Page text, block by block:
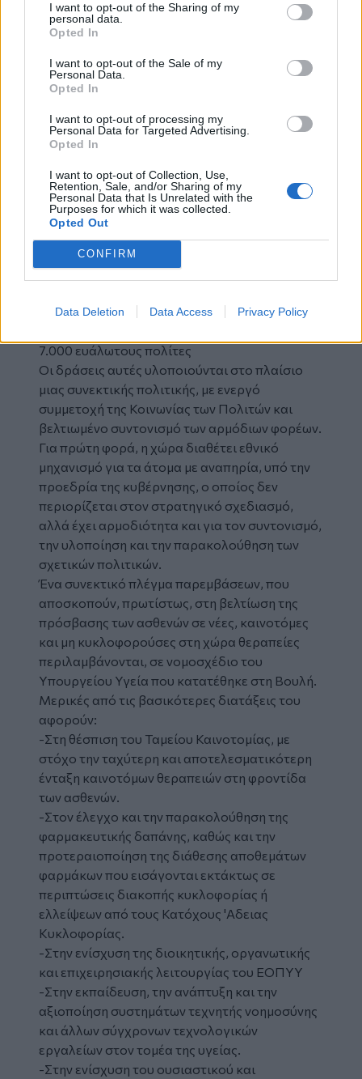
I want to opt-out of the Sharing of my
personal data.
Opted In
I want to opt-out of the Sale of my
Personal Data.
Opted In
I want to opt-out of processing my
Personal Data for Targeted Advertising.
Opted In
I want to opt-out of Collection, Use,
Retention, Sale, and/or Sharing of my
Personal Data that Is Unrelated with the
Purposes for which it was collected.
Opted Out
CONFIRM
Data Deletion Data Access Privacy Policy
2. Αναβάθμιση 10 συρμών και των σταθμών της
γραμμής 1 του Μετρό της Αθήνας
3. Προμήθεια 12 νέων συρμών για την
εξυπηρέτηση των γραμμών 2 και 3 του Μετρό
Αθηνών
4. Ψηφιακή χαρτογράφηση και καθοδήγηση σε
όλους τους σταθμούς Μετρό Αθήνας και
Θεσσαλονίκης
5. Αναβάθμιση υποδομών σε 33 σταθμούς των
Σιδηροδρόμων Ελλάδος
6. Ανάπτυξη υπηρεσιών Μεταφορών Κατά
Παραγγελία σε Αττική, Θεσσαλονίκη και
ημιαστικές περιοχές
7. Κάλυψη αναγκών μεταφοράς μαθητών με
λεωφορείων
7.000 ευάλωτους πολίτες
Οι δράσεις αυτές υλοποιούνται στο πλαίσιο
μιας συνεκτικής πολιτικής, με ενεργό
συμμετοχή της Κοινωνίας των Πολιτών και
βελτιωμένο συντονισμό των αρμόδιων φορέων.
Για πρώτη φορά, η χώρα διαθέτει εθνικό
μηχανισμό για τα άτομα με αναπηρία, υπό την
προεδρία της κυβέρνησης, ο οποίος δεν
περιορίζεται στον στρατηγικό σχεδιασμό,
αλλά έχει αρμοδιότητα και για τον συντονισμό,
την υλοποίηση και την παρακολούθηση των
σχετικών πολιτικών.
Ένα συνεκτικό πλέγμα παρεμβάσεων, που
αποσκοπούν, πρωτίστως, στη βελτίωση της
πρόσβασης των ασθενών σε νέες, καινοτόμες
και μη κυκλοφορούσες στη χώρα θεραπείες
περιλαμβάνονται, σε νομοσχέδιο του
Υπουργείου Υγεία που κατατέθηκε στη Βουλή.
Μερικές από τις βασικότερες διατάξεις του
αφορούν:
-Στη θέσπιση του Ταμείου Καινοτομίας, με
στόχο την ταχύτερη και αποτελεσματικότερη
ένταξη καινοτόμων θεραπειών στη φροντίδα
των ασθενών.
-Στον έλεγχο και την παρακολούθηση της
φαρμακευτικής δαπάνης, καθώς και την
προτεραιοποίηση της διάθεσης αποθεμάτων
φαρμάκων που εισάγονται εκτάκτως σε
περιπτώσεις διακοπής κυκλοφορίας ή
ελλείψεων από τους Κατόχους 'Αδειας
Κυκλοφορίας.
-Στην ενίσχυση της διοικητικής, οργανωτικής
και επιχειρησιακής λειτουργίας του ΕΟΠΥΥ
-Στην εκπαίδευση, την ανάπτυξη και την
αξιοποίηση συστημάτων τεχνητής νοημοσύνης
και άλλων σύγχρονων τεχνολογικών
εργαλείων στον τομέα της υγείας.
-Στην ενίσχυση του ουσιαστικού και